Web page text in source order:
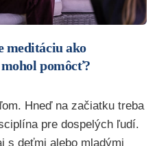
meditáciu ako
pomôcť?
Hneď na začiatku treba
pre dospelých ľudí.
s deťmi alebo mladými